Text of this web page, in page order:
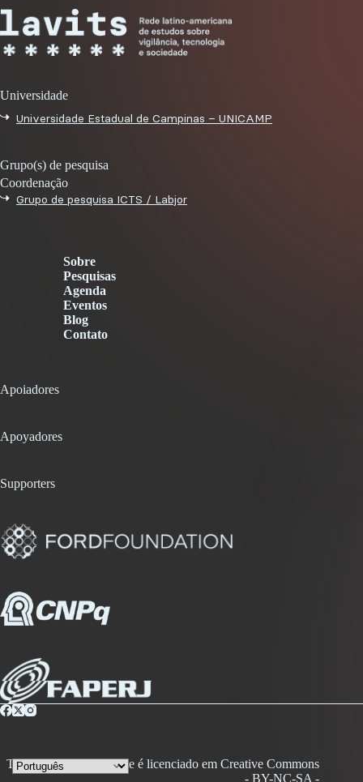
Universidade
Universidade Estadual de Campinas – UNICAMP
Grupo(s) de pesquisa
Coordenação
Grupo de pesquisa ICTS / Labjor
Sobre
Pesquisas
Agenda
Eventos
Blog
Contato
Apoiadores
Apoyadores
Supporters
Todo conteúdo desse site é licenciado em Creative Commons
- BY-NC-SA -